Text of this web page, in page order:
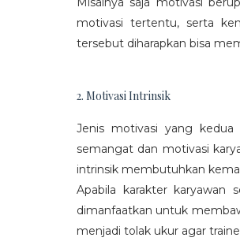
motivasi tertentu, serta
tersebut diharapkan bisa
2. Motivasi Intrinsik
Jenis motivasi yang
semangat dan motivasi
intrinsik membutuhkan
Apabila karakter karyawan
dimanfaatkan untuk
menjadi tolak ukur agar